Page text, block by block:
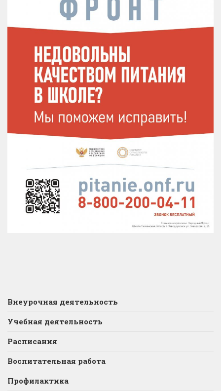
Внеурочная деятельность
Учебная деятельность
Расписания
Воспитательная работа
Профилактика